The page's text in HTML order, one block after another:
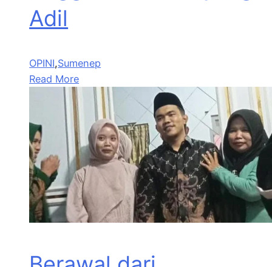
Adil
OPINI,Sumenep
Read More